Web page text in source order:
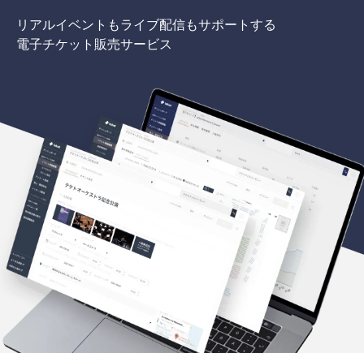
リアルイベントもライブ配信もサポートする
電子チケット販売サービス